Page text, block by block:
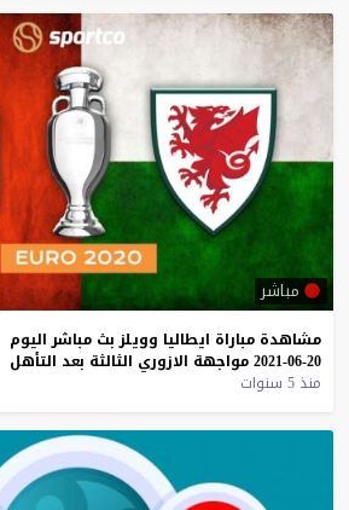
مباشر
مشاهدة مباراة ايطاليا وويلز بث مباشر اليوم
20-06-2021
مواجهة الازوري الثالثة بعد التأهل
منذ 5 سنوات